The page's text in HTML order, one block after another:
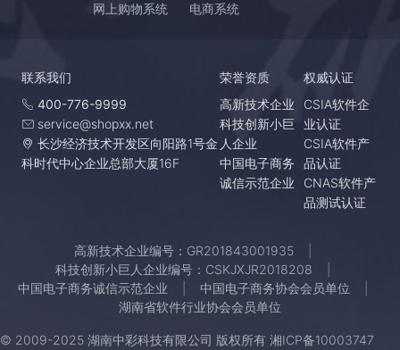
网上购物系统
电商系统
联系我们
400-776-9999
service@shopxx.net
长沙经济技术开发区向阳路1号金
科时代中心企业总部大厦16F
荣誉资质
高新技术企业
科技创新小巨
人企业
中国电子商务
诚信示范企业
权威认证
CSIA软件企
业认证
CSIA软件产
品认证
CNAS软件产
品测试认证
高新技术企业编号：GR201843001935
科技创新小巨人企业编号：CSKJXJR2018208
中国电子商务诚信示范企业
中国电子商务协会会员单位
湖南省软件行业协会会员单位
© 2009-2025 湖南中彩科技有限公司 版权所有 湘ICP备10003747